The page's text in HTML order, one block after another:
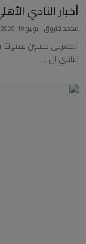
أخبار النادي الأهلي
محمد فاروق يونيو 10, 2026
المغربي حسين عموتة
النادي ال...